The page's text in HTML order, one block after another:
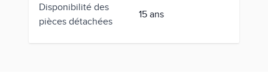
Disponibilité des
pièces détachées
15 ans